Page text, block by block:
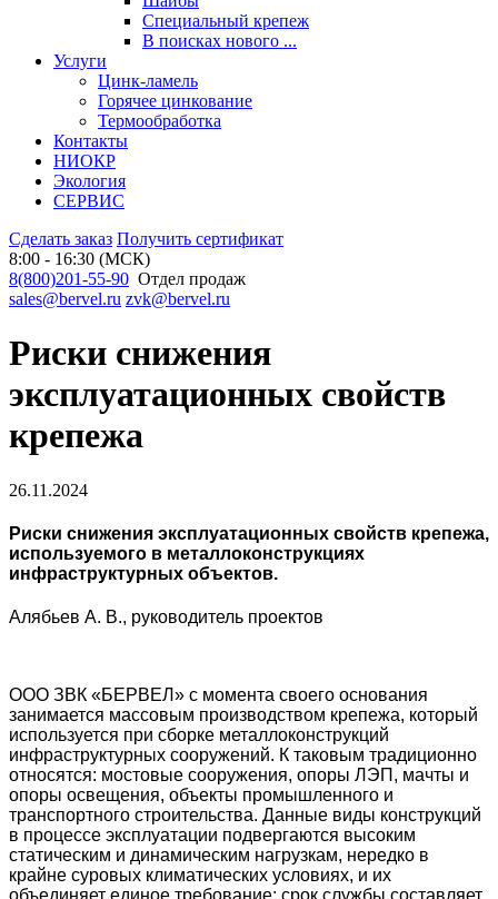
Специальный крепеж
В поисках нового ...
Услуги
Цинк-ламель
Горячее цинкование
Термообработка
Контакты
НИОКР
Экология
СЕРВИС
Сделать заказ Получить сертификат
8:00 - 16:30 (МСК)
8(800)201-55-90 Отдел продаж
sales@bervel.ru zvk@bervel.ru
Риски снижения
эксплуатационных свойств
крепежа
26.11.2024
Риски снижения эксплуатационных свойств крепежа,
используемого в металлоконструкциях
инфраструктурных объектов.
Алябьев А. В., руководитель проектов
ООО ЗВК «БЕРВЕЛ» с момента своего основания
занимается массовым производством крепежа, который
используется при сборке металлоконструкций
инфраструктурных сооружений. К таковым традиционно
относятся: мостовые сооружения, опоры ЛЭП, мачты и
опоры освещения, объекты промышленного и
транспортного строительства. Данные виды конструкций
в процессе эксплуатации подвергаются высоким
статическим и динамическим нагрузкам, нередко в
крайне суровых климатических условиях, и их